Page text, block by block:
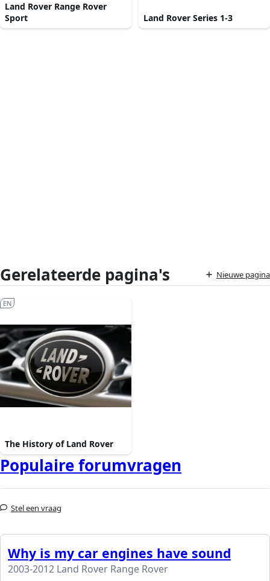
Land Rover Range Rover
Sport
Land Rover Series 1-3
Gerelateerde pagina's Nieuwe pagina
The History of Land Rover
EN
Populaire forumvragen
Stel een vraag
Why is my car engines have sound
2003-2012 Land Rover Range Rover